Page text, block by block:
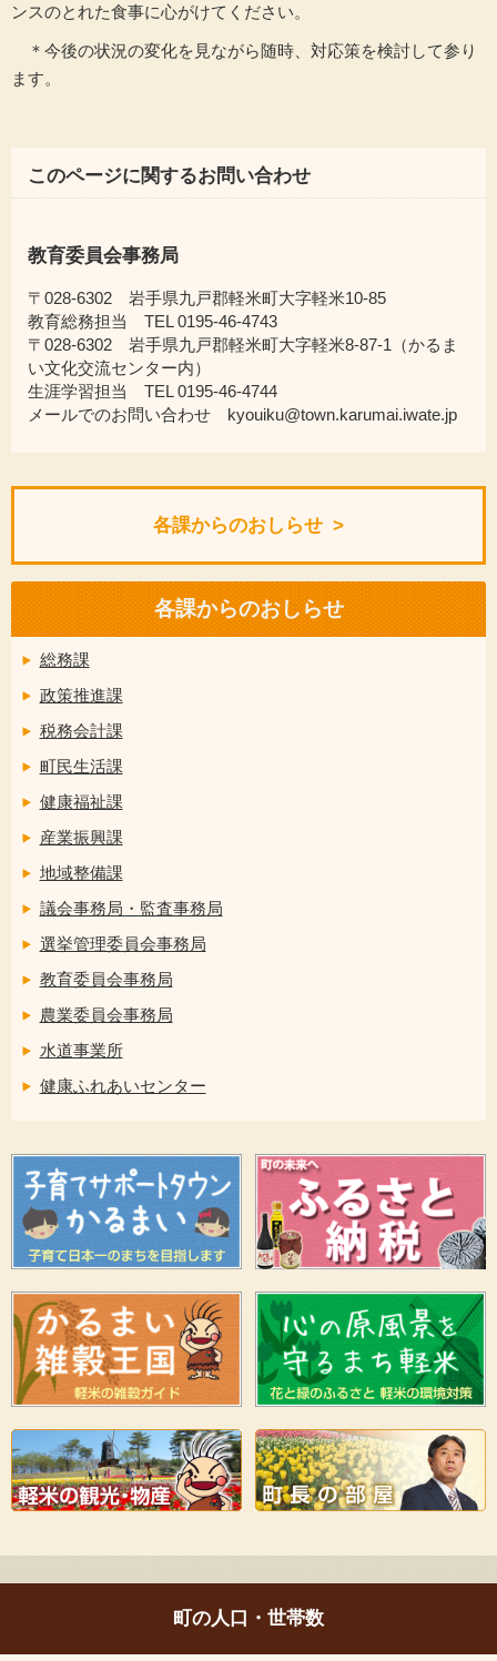
ンスのとれた食事に心がけてください。
＊今後の状況の変化を見ながら随時、対応策を検討して参り
ます。
このページに関するお問い合わせ
教育委員会事務局
〒028-6302 岩手県九戸郡軽米町大字軽米10-85
教育総務担当 TEL 0195-46-4743
〒028-6302 岩手県九戸郡軽米町大字軽米8-87-1（かるま
い文化交流センター内）
生涯学習担当 TEL 0195-46-4744
メールでのお問い合わせ kyouiku@town.karumai.iwate.jp
各課からのおしらせ
各課からのおしらせ
総務課
政策推進課
税務会計課
町民生活課
健康福祉課
産業振興課
地域整備課
議会事務局・監査事務局
選挙管理委員会事務局
教育委員会事務局
農業委員会事務局
水道事業所
健康ふれあいセンター
町の人口・世帯数